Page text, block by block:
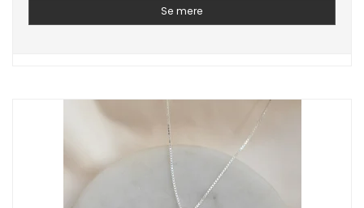
Se mere